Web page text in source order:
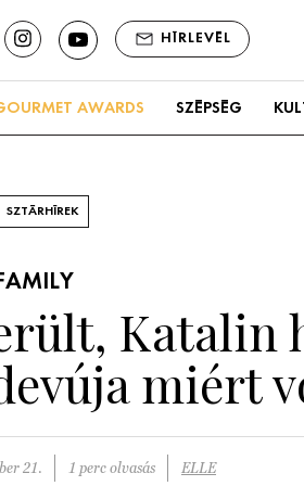
HÍRLEVÉL
AWARDS SZÉPSÉG
SZTÁRHÍREK
Katalin
miért
21. 1 perc olvasás ELLE